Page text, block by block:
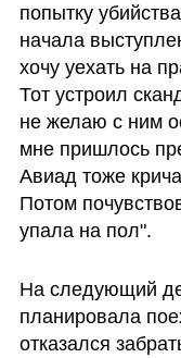
попытку
начала
хочу уехать на
Тот устроил
не желаю с ним
мне пришлось
Авиад тоже
Потом
упала на пол".
На следующий
планировала
отказался